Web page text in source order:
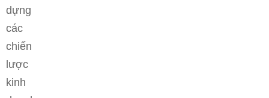
dựng
các
chiến
lược
kinh